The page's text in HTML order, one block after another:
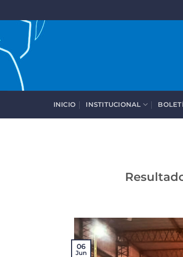
contenido
INICIO INSTITUCIONAL
06
Jun